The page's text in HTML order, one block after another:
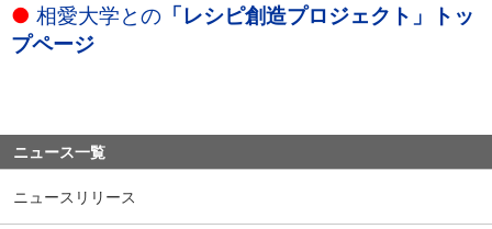
ニュース一覧
ニュースリリース
● 相愛大学との 「レシピ創造プロジェクト」トッ
プページ